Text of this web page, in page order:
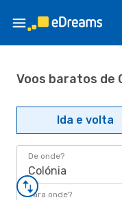
Voos baratos de
Ida e volta
De onde?
Colónia
Para onde?